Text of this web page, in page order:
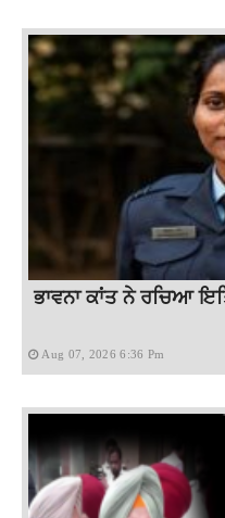
ਭਾਵਨਾ ਕਾਂਤ ਨੇ ਰਚਿਆ
Aug 07, 2026 6:36 Pm